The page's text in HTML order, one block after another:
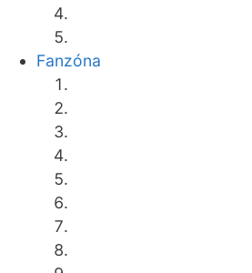
Fanzóna